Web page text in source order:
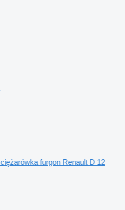
ciężarówka furgon Renault D 12